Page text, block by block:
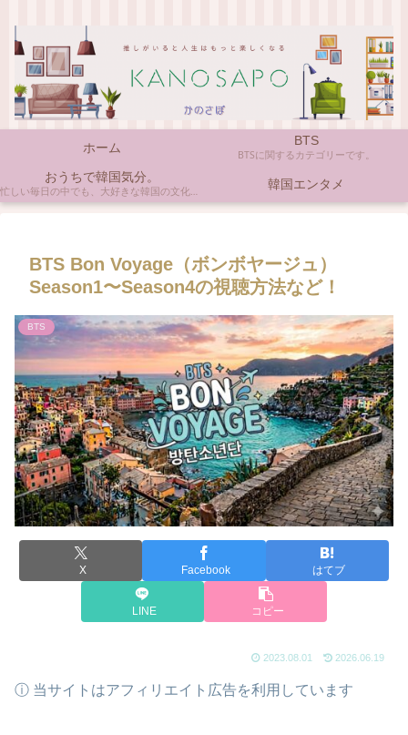
ホーム BTS
BTSに関するカテゴリーです。
おうちで韓国気分。
忙しい毎日の中でも、大好きな韓国の文化やアイテムに触れると心がほっとしますよね。ここでは、自宅で手軽に楽しめる韓国の美味しいもの、お気に入りのコスメ、そして推し活の楽しみ方など、「おうちにいながら韓国気分」に触れられるヒントを私らしくお届けします。 韓国エンタメ
BTS Bon Voyage（ボンボヤージュ）
Season1〜Season4の視聴方法など！
BTS
X Facebook はてブ
LINE コピー
2023.08.01 2026.06.19
ⓘ 当サイトはアフィリエイト広告を利用しています